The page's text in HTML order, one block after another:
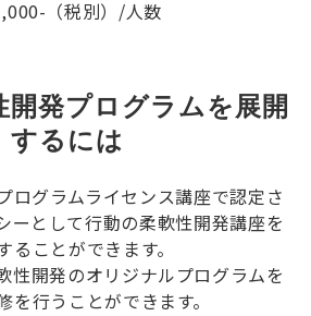
（税別）/人数
開発プログラムを展開
するには
ログラムライセンス講座で認定さ
ーとして行動の柔軟性開発講座を
ることができます。
性開発のオリジナルプログラムを
を行うことができます。